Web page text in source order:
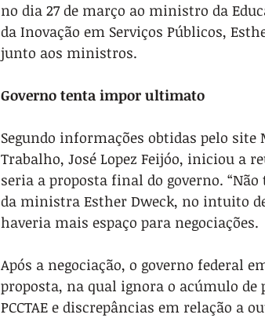
no dia 27 de março ao ministro da
da Inovação em Serviços Públicos,
junto aos ministros.
Governo tenta impor ultimato
Segundo informações obtidas pelo site
Trabalho, José Lopez Feijóo, iniciou a
seria a proposta final do governo.
da ministra Esther Dweck, no intuito
haveria mais espaço para negociações.
Após a negociação, o governo federal
proposta, na qual ignora o acúmulo de
PCCTAE e discrepâncias em relação a